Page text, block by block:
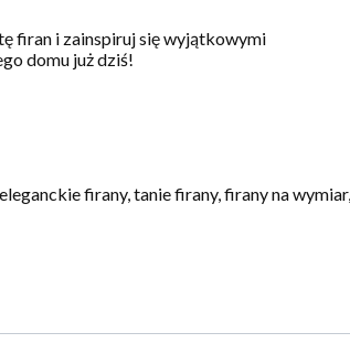
firan i zainspiruj się wyjątkowymi
domu już dziś!
firany, tanie firany, firany na wymiar,